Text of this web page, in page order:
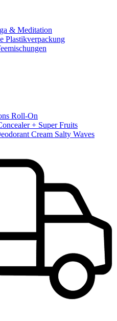
& Meditation
Plastikverpackung
Roll-On
+ Super Fruits
Cream Salty Waves